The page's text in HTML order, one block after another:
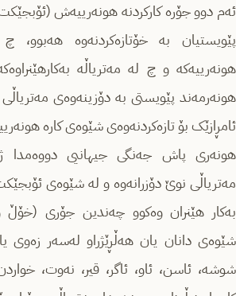
ئەم دوو جۆرە کارکردنە هونەرییەش
پێویستیان بە خۆتازەکردنەوە هەبوو،
هونەرییەکە و چ لە مەتریاڵە
هونەرمەند پێویستی بە دۆزینەوەی
ئامڕازێک بۆ تازەکردنەوەی شێوەی کارە
هونەری پاش جەنگی جیهانیی دووەمدا
مەتریاڵی نوێ دۆزرانەوە و لە شێوەی
بەکار هێنران وەکوو چەندین جۆری (خۆڵ
شێوەی دانان یان هەڵڕێژراو لەسەر زەوی
شوشە، ئاسن، ئاو، ئاگر، قیر، نەوت،